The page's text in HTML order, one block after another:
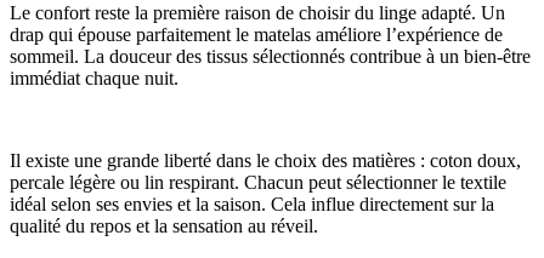
Le confort reste la première raison de choisir du linge adapté. Un
drap qui épouse parfaitement le matelas améliore l’expérience de
sommeil. La douceur des tissus sélectionnés contribue à un bien-être
immédiat chaque nuit.
Il existe une grande liberté dans le choix des matières : coton doux,
percale légère ou lin respirant. Chacun peut sélectionner le textile
idéal selon ses envies et la saison. Cela influe directement sur la
qualité du repos et la sensation au réveil.